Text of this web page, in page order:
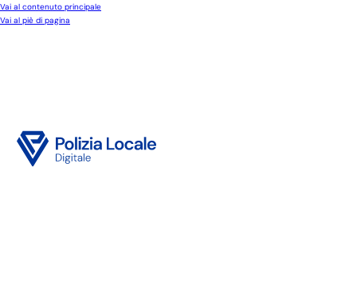
Vai al contenuto principale
Vai al piè di pagina